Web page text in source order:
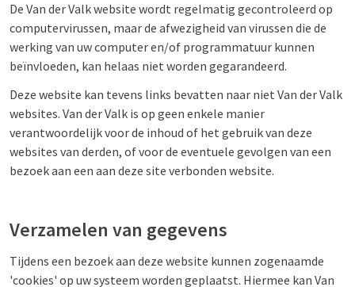
De Van der Valk website wordt regelmatig gecontroleerd op
computervirussen, maar de afwezigheid van virussen die de
werking van uw computer en/of programmatuur kunnen
beïnvloeden, kan helaas niet worden gegarandeerd.
Deze website kan tevens links bevatten naar niet Van der Valk
websites. Van der Valk is op geen enkele manier
verantwoordelijk voor de inhoud of het gebruik van deze
websites van derden, of voor de eventuele gevolgen van een
bezoek aan een aan deze site verbonden website.
Verzamelen van gegevens
Tijdens een bezoek aan deze website kunnen zogenaamde
'cookies' op uw systeem worden geplaatst. Hiermee kan Van